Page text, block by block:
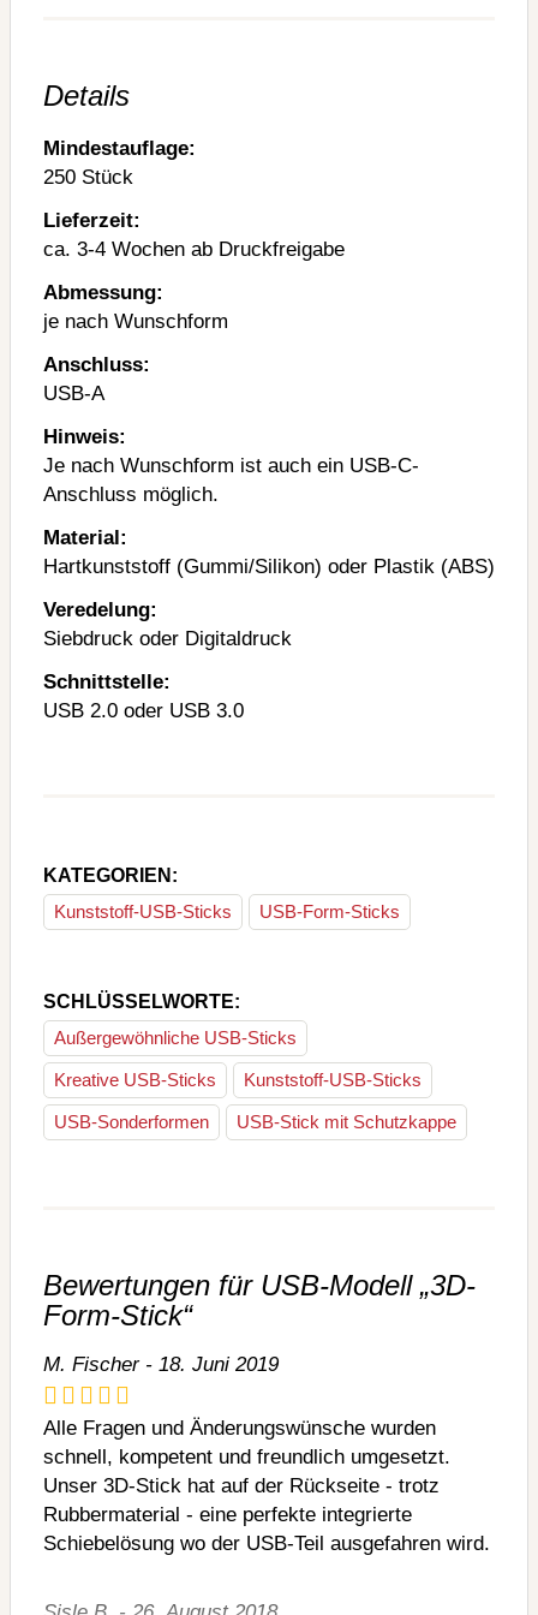
Details
Mindestauflage:
250 Stück
Lieferzeit:
ca. 3-4 Wochen ab Druckfreigabe
Abmessung:
je nach Wunschform
Anschluss:
USB-A
Hinweis:
Je nach Wunschform ist auch ein USB-C-
Anschluss möglich.
Material:
Hartkunststoff (Gummi/Silikon) oder Plastik (ABS)
Veredelung:
Siebdruck oder Digitaldruck
Schnittstelle:
USB 2.0 oder USB 3.0
KATEGORIEN:
Kunststoff-USB-Sticks
USB-Form-Sticks
SCHLÜSSELWORTE:
Außergewöhnliche USB-Sticks
Kreative USB-Sticks Kunststoff-USB-Sticks
USB-Sonderformen USB-Stick mit Schutzkappe
Bewertungen für USB-Modell „3D-
Form-Stick“
M. Fischer - 18. Juni 2019
Alle Fragen und Änderungswünsche wurden
schnell, kompetent und freundlich umgesetzt.
Unser 3D-Stick hat auf der Rückseite - trotz
Rubbermaterial - eine perfekte integrierte
Schiebelösung wo der USB-Teil ausgefahren wird.